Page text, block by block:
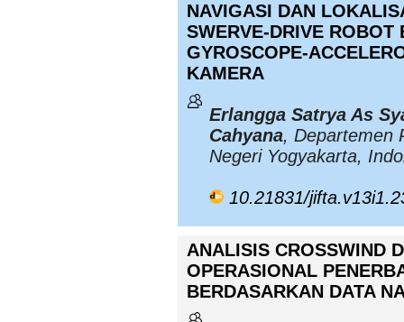
NAVIGASI DAN
SWERVE-DRIVE ROBOT
GYROSCOPE-
KAMERA
Erlangga Satrya As
Cahyana, Departemen
Negeri Yogyakarta,
10.21831/
ANALISIS CROSSWIND
OPERASIONAL
BERDASARKAN DATA